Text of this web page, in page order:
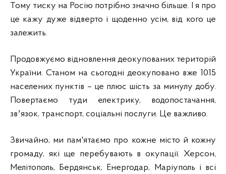
Тому тиску на Росію потрібно значно більше. І я про
це кажу дуже відверто і щоденно усім, від кого це
залежить.
Продовжуємо відновлення деокупованих територій
України. Станом на сьогодні деокуповано вже 1015
населених пунктів – це плюс шість за минулу добу.
Повертаємо туди електрику, водопостачання,
звʼязок, транспорт, соціальні послуги. Це важливо.
Звичайно, ми пам'ятаємо про кожне місто й кожну
громаду, які ще перебувають в окупації. Херсон,
Мелітополь, Бердянськ, Енергодар, Маріуполь і всі